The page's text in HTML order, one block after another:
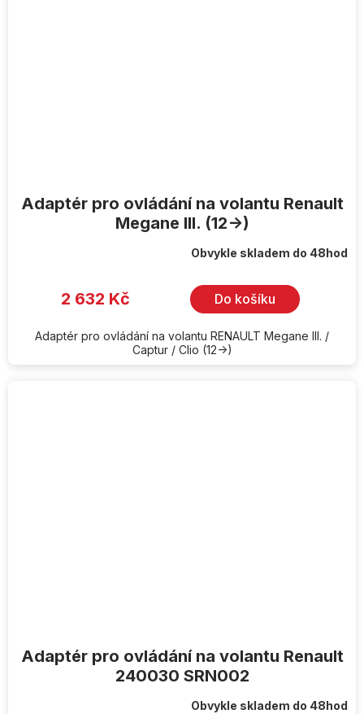
Adaptér pro ovládání na volantu Renault
Megane III. (12->)
Obvykle skladem do 48hod
2 632 Kč Do košíku
Adaptér pro ovládání na volantu RENAULT Megane III. /
Captur / Clio (12->)
Adaptér pro ovládání na volantu Renault
240030 SRN002
Obvykle skladem do 48hod